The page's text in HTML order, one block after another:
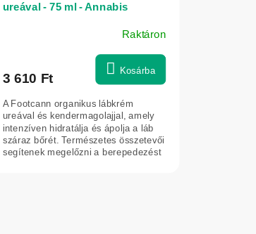
ureával - 75 ml - Annabis
Raktáron
3 610 Ft Kosárba
A Footcann organikus lábkrém
ureával és kendermagolajjal, amely
intenzíven hidratálja és ápolja a láb
száraz bőrét. Természetes összetevői
segítenek megelőzni a berepedezést